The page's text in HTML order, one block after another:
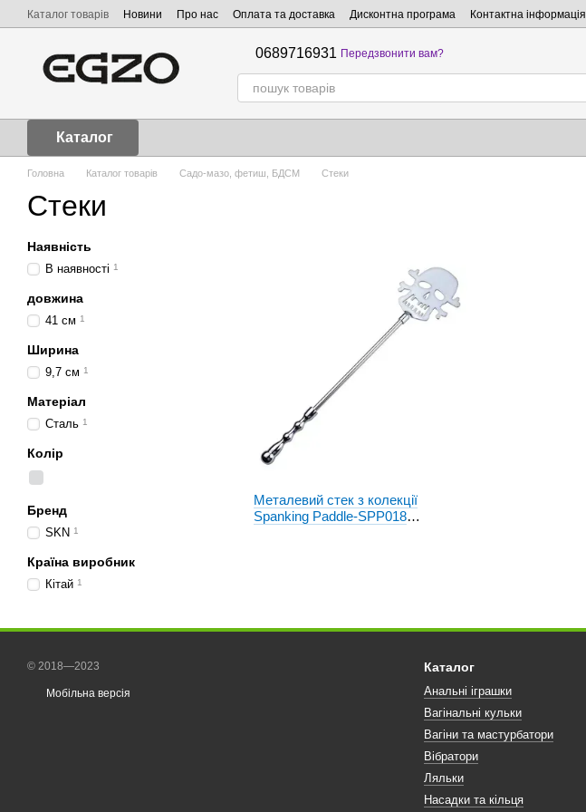
Перейти до основного контенту
Каталог товарів Новини Про нас Оплата та доставка Дисконтна програма Контактна інформація
0689716931 Передзвонити вам?
Каталог
Головна Каталог товарів Садо-мазо, фетиш, БДСМ Стеки
Стеки
Металевий стек з колекції
Spanking Paddle-SPP018
Наявність
В наявності 1
довжина
41 см 1
Ширина
9,7 см 1
Матеріал
Сталь 1
Колір
Бренд
SKN 1
Країна виробник
Кітай 1
© 2018—2023
Мобільна версія
Каталог
Анальні іграшки
Вагінальні кульки
Вагіни та мастурбатори
Вібратори
Ляльки
Насадки та кільця